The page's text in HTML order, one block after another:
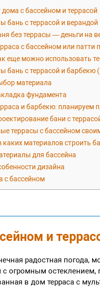
с бассейном и террасой
бань с террасой и верандой
без террасы — деньги на
с бассейном или патти
еще можно использовать
бань с террасой и барбекю
материала
фундамента
и барбекю: планируем
бани с
террасы с бассейном
каких материалов строить
для бассейна
дизайна
с бассейном
и
радостная погода,
огромным
в дом терраса с